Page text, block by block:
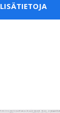
LISÄTIETOJA